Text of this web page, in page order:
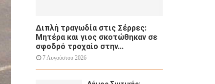
Διπλή τραγωδία στις Σέρρες:
Μητέρα και γιος σκοτώθηκαν σε
σφοδρό τροχαίο στην...
7 Αυγούστου 2026